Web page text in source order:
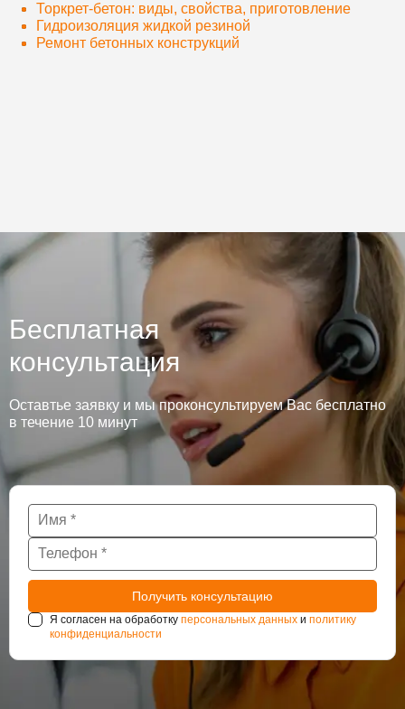
Торкрет-бетон: виды, свойства, приготовление
Гидроизоляция жидкой резиной
Ремонт бетонных конструкций
Бесплатная
консультация
Оставтье заявку и мы проконсультируем Вас бесплатно
в течение 10 минут
Я согласен на обработку персональных данных и политику
конфиденциальности